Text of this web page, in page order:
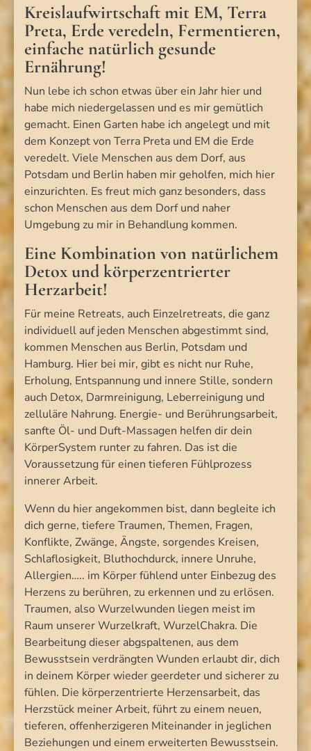
Kreislaufwirtschaft mit EM, Terra
Preta, Erde veredeln, Fermentieren,
einfache natürlich gesunde
Ernährung!
Nun lebe ich schon etwas über ein Jahr hier und
habe mich niedergelassen und es mir gemütlich
gemacht. Einen Garten habe ich angelegt und mit
dem Konzept von Terra Preta und EM die Erde
veredelt. Viele Menschen aus dem Dorf, aus
Potsdam und Berlin haben mir geholfen, mich hier
einzurichten. Es freut mich ganz besonders, dass
schon Menschen aus dem Dorf und naher
Umgebung zu mir in Behandlung kommen.
Eine Kombination von natürlichem
Detox und körperzentrierter
Herzarbeit!
Für meine Retreats, auch Einzelretreats, die ganz
individuell auf jeden Menschen abgestimmt sind,
kommen Menschen aus Berlin, Potsdam und
Hamburg. Hier bei mir, gibt es nicht nur Ruhe,
Erholung, Entspannung und innere Stille, sondern
auch Detox, Darmreinigung, Leberreinigung und
zelluläre Nahrung. Energie- und Berührungsarbeit,
sanfte Öl- und Duft-Massagen helfen dir dein
KörperSystem runter zu fahren. Das ist die
Voraussetzung für einen tieferen Fühlprozess
innerer Arbeit.
Wenn du hier angekommen bist, dann begleite ich
dich gerne, tiefere Traumen, Themen, Fragen,
Konflikte, Zwänge, Ängste, sorgendes Kreisen,
Schlaflosigkeit, Bluthochdurck, innere Unruhe,
Allergien….. im Körper fühlend unter Einbezug des
Herzens zu berühren, zu erkennen und zu erlösen.
Traumen, also Wurzelwunden liegen meist im
Raum unserer Wurzelkraft, WurzelChakra. Die
Bearbeitung dieser abgspaltenen, aus dem
Bewusstsein verdrängten Wunden erlaubt dir, dich
in deinem Körper wieder geerdeter und sicherer zu
fühlen. Die körperzentrierte Herzensarbeit, das
Herzstück meiner Arbeit, führt zu einem neuen,
tieferen, offenherzigeren Miteinander in jeglichen
Beziehungen und einem erweiterten Bewusstsein.